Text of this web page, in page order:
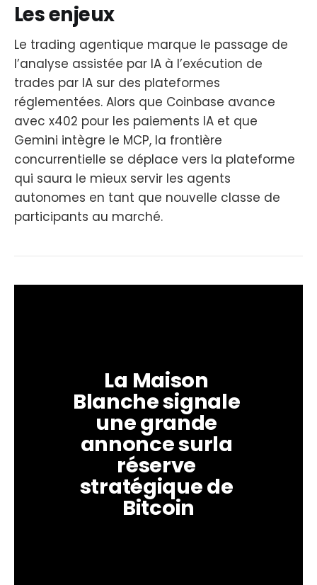
Les enjeux
Le trading agentique marque le passage de
l’analyse assistée par IA à l’exécution de
trades par IA sur des plateformes
réglementées. Alors que Coinbase avance
avec x402 pour les paiements IA et que
Gemini intègre le MCP, la frontière
concurrentielle se déplace vers la plateforme
qui saura le mieux servir les agents
autonomes en tant que nouvelle classe de
participants au marché.
La Maison
Blanche signale
une grande
annonce surla
réserve
stratégique de
Bitcoin